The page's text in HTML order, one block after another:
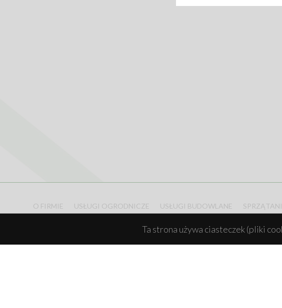
O FIRMIE USŁUGI OGRODNICZE USŁUGI BUDOWLANE
Ta strona używa ciasteczek (pliki